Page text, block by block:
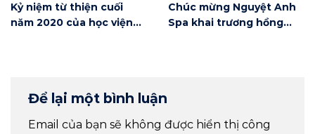
Kỷ niệm từ thiện cuối
năm 2020 của học viện
Chúc mừng Nguyệt Anh
Spa khai trương hồng
Để lại một bình luận
Email của bạn sẽ không được hiển thị công